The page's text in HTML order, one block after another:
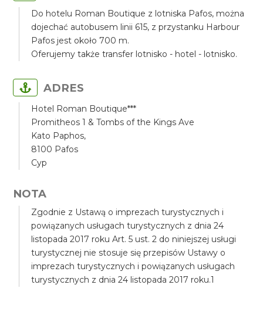
Do hotelu Roman Boutique z lotniska Pafos, można
dojechać autobusem linii 615, z przystanku Harbour
Pafos jest około 700 m.
Oferujemy także transfer lotnisko - hotel - lotnisko.
ADRES
Hotel Roman Boutique***
Promitheos 1 & Tombs of the Kings Ave
Kato Paphos,
8100 Pafos
Cyp
NOTA
Zgodnie z Ustawą o imprezach turystycznych i
powiązanych usługach turystycznych z dnia 24
listopada 2017 roku Art. 5 ust. 2 do niniejszej usługi
turystycznej nie stosuje się przepisów Ustawy o
imprezach turystycznych i powiązanych usługach
turystycznych z dnia 24 listopada 2017 roku.1